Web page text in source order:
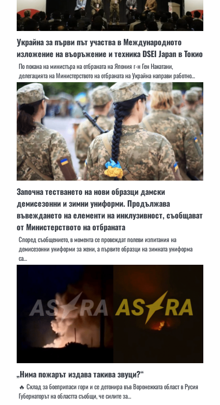
Украйна за първи път участва в Международното
изложение на въоръжение и техника DSEI Japan в Токио
По покана на министъра на отбраната на Япония г-н Ген Накатани,
делегацията на Министерството на отбраната на Украйна направи работно…
Започна тестването на нови образци дамски
демисезонни и зимни униформи. Продължава
въвеждането на елементи на инклузивност, съобщават
от Министерството на отбраната
Според съобщението, в момента се провеждат полеви изпитания на
демисезонни униформи за жени, а първите образци на зимната униформа
са…
„Нима пожарът издава такива звуци?“
🔥 Склад за боеприпаси гори и се детонира във Воронежката област в Русия
Губернаторът на областта съобщи, че силите за…